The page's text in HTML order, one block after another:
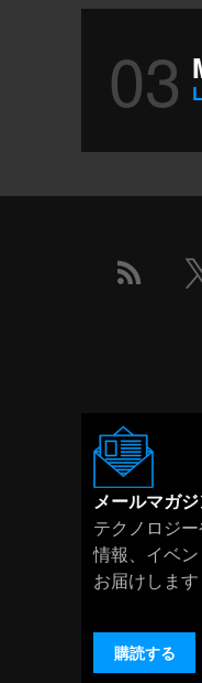
03
メールマガ
テクノロジ
情報、イベ
お届けします
購読する